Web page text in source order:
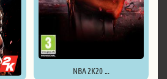
NBA 2K20 ...